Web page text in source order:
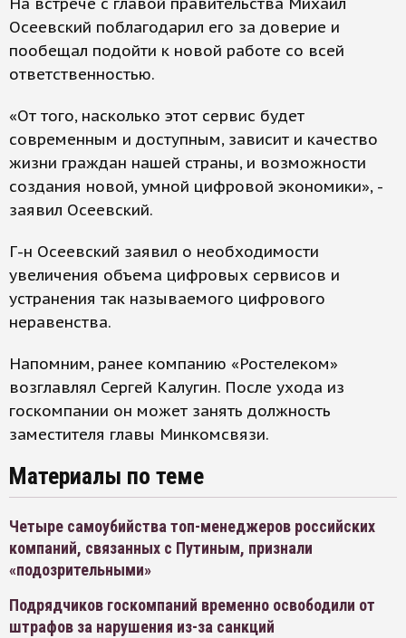
На встрече с главой правительства Михаил
Осеевский поблагодарил его за доверие и
пообещал подойти к новой работе со всей
ответственностью.
«От того, насколько этот сервис будет
современным и доступным, зависит и качество
жизни граждан нашей страны, и возможности
создания новой, умной цифровой экономики», -
заявил Осеевский.
Г-н Осеевский заявил о необходимости
увеличения объема цифровых сервисов и
устранения так называемого цифрового
неравенства.
Напомним, ранее компанию «Ростелеком»
возглавлял Сергей Калугин. После ухода из
госкомпании он может занять должность
заместителя главы Минкомсвязи.
Материалы по теме
Четыре самоубийства топ-менеджеров российских
компаний, связанных с Путиным, признали
«подозрительными»
Подрядчиков госкомпаний временно освободили от
штрафов за нарушения из-за санкций